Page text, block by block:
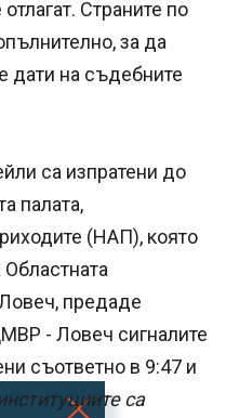
Страните по
за да
дати на съдебните
са изпратени до
палата,
(НАП), която
предаде
- Ловеч сигналите
съответно в 9:47 и
са